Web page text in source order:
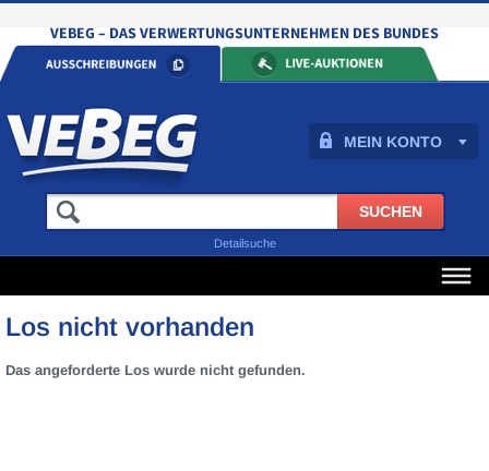
MEIN KONTO
Detailsuche
Los nicht vorhanden
Das angeforderte Los wurde nicht gefunden.